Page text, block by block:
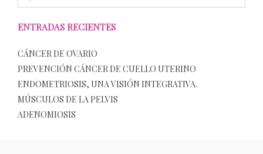
ENTRADAS RECIENTES
CÁNCER DE OVARIO
PREVENCIÓN CÁNCER DE CUELLO UTERINO
ENDOMETRIOSIS, UNA VISIÓN INTEGRATIVA.
MÚSCULOS DE LA PELVIS
ADENOMIOSIS